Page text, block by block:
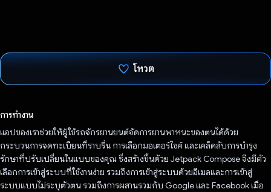
โหวต
การทำงาน
แอปของเราช่วยให้ผู้ใช้รถจักรยานยนต์จัดการยานพาหนะของตนได้ด้วย
กระบวนการจดทะเบียนที่ราบรื่น การเลือกมอเตอร์ไซค์ และเคล็ดลับการบำรุง
รักษาที่ปรับเปลี่ยนในแบบของคุณ ซึ่งสร้างขึ้นด้วย Jetpack Compose จึงมีตัว
เลือกการเข้าสู่ระบบที่ใช้งานง่าย รวมถึงการเข้าสู่ระบบด้วยอีเมลและการเข้าสู่
ระบบแบบไม่ระบุตัวตน รวมถึงการผสานรวมกับ Google และ Facebook เมื่อ